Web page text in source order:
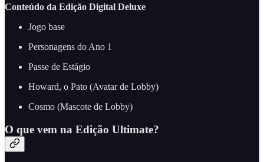
Conteúdo da Edição Digital Deluxe
Jogo base
Personagens do Ano 1
Passe de Estágio
Howard, o Pato (Avatar de Lobby)
Cosmo (Mascote de Lobby)
O que vem na Edição Ultimate?